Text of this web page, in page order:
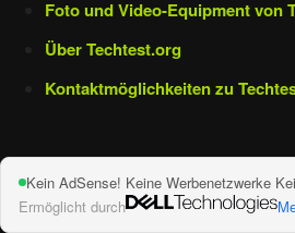
Foto und Video-Equipment von
Über Techtest.org
Kontaktmöglichkeiten zu
Kein AdSense! Keine Werbenetzwerke
Ermöglicht durch